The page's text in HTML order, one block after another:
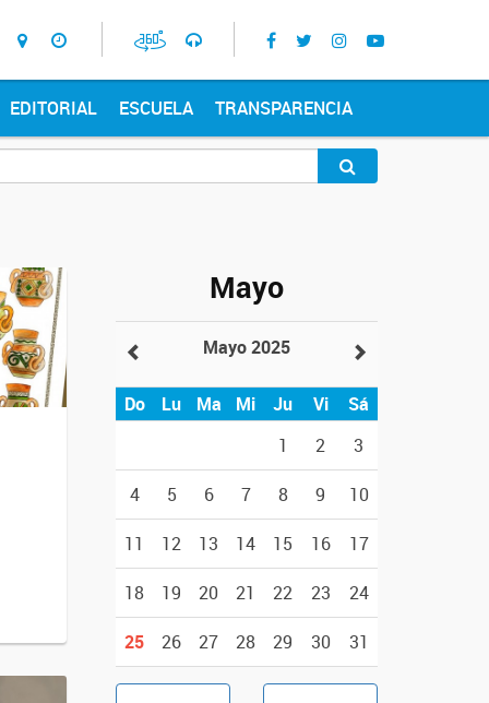
EDITORIAL ESCUELA TRANSPARENCIA
Mayo
Mayo 2025
Do Lu Ma Mi Ju Vi
Sá
1
2 3
4 5 6 7 8 9 10
11 12 13 14 15 16 17
18 19 20 21 22 23 24
25 26 27 28 29 30 31